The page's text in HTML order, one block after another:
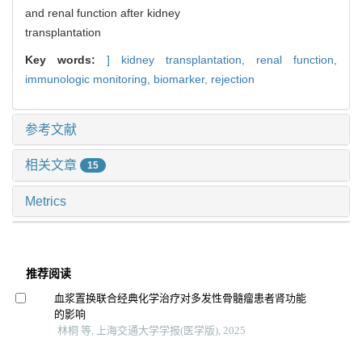
and renal function after kidney
transplantation
Key words: ] kidney transplantation, renal function,
immunologic monitoring, biomarker, rejection
参考文献
相关文章 15
Metrics
推荐阅读
血浆置换联合经典化学治疗对多发性骨髓瘤患者肾功能
的影响
林桐 等, 上海交通大学学报(医学版), 2025